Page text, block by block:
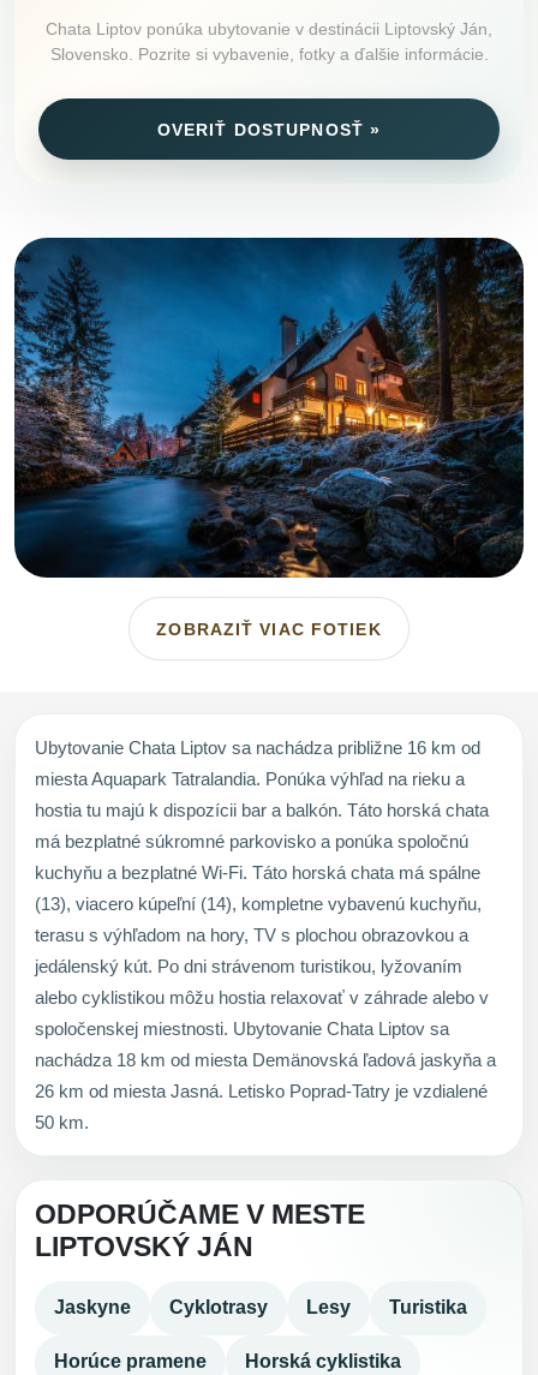
Chata Liptov ponúka ubytovanie v destinácii Liptovský Ján,
Slovensko. Pozrite si vybavenie, fotky a ďalšie informácie.
OVERIŤ DOSTUPNOSŤ »
ZOBRAZIŤ VIAC FOTIEK
Ubytovanie Chata Liptov sa nachádza približne 16 km od
miesta Aquapark Tatralandia. Ponúka výhľad na rieku a
hostia tu majú k dispozícii bar a balkón. Táto horská chata
má bezplatné súkromné parkovisko a ponúka spoločnú
kuchyňu a bezplatné Wi-Fi. Táto horská chata má spálne
(13), viacero kúpeľní (14), kompletne vybavenú kuchyňu,
terasu s výhľadom na hory, TV s plochou obrazovkou a
jedálenský kút. Po dni strávenom turistikou, lyžovaním
alebo cyklistikou môžu hostia relaxovať v záhrade alebo v
spoločenskej miestnosti. Ubytovanie Chata Liptov sa
nachádza 18 km od miesta Demänovská ľadová jaskyňa a
26 km od miesta Jasná. Letisko Poprad-Tatry je vzdialené
50 km.
ODPORÚČAME V MESTE
LIPTOVSKÝ JÁN
Jaskyne Cyklotrasy Lesy Turistika
Horúce pramene Horská cyklistika